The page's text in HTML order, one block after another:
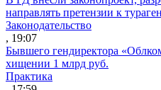
направлять претензии к
Законодательство
, 19:07
Бывшего гендиректора
хищении 1 млрд руб.
Практика